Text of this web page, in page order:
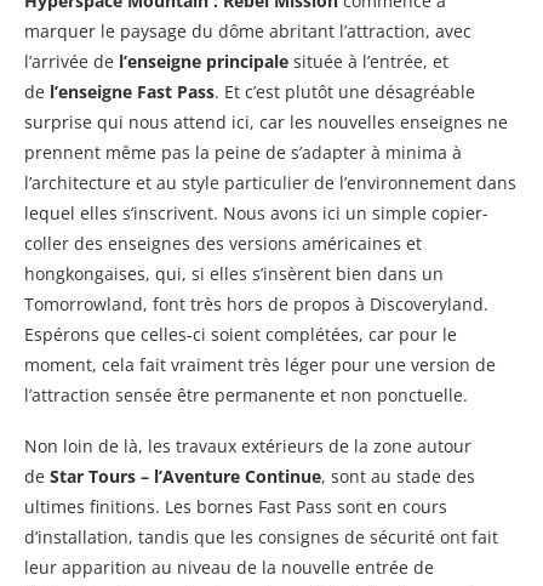
marquer le paysage du dôme abritant l’attraction, avec
l’arrivée de l’enseigne principale située à l’entrée, et
de l’enseigne Fast Pass. Et c’est plutôt une désagréable
surprise qui nous attend ici, car les nouvelles enseignes ne
prennent même pas la peine de s’adapter à minima à
l’architecture et au style particulier de l’environnement dans
lequel elles s’inscrivent. Nous avons ici un simple copier-
coller des enseignes des versions américaines et
hongkongaises, qui, si elles s’insèrent bien dans un
Tomorrowland, font très hors de propos à Discoveryland.
Espérons que celles-ci soient complétées, car pour le
moment, cela fait vraiment très léger pour une version de
l’attraction sensée être permanente et non ponctuelle.
Non loin de là, les travaux extérieurs de la zone autour
de Star Tours – l’Aventure Continue, sont au stade des
ultimes finitions. Les bornes Fast Pass sont en cours
d’installation, tandis que les consignes de sécurité ont fait
leur apparition au niveau de la nouvelle entrée de